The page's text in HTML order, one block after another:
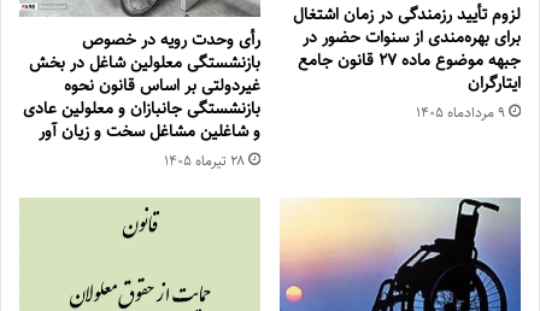
لزوم تأیید رزمندگی در زمان اشتغال
برای بهره‌مندی از سنوات حضور در
جبهه موضوع ماده ۲۷ قانون جامع
ایتارگران
۹ مرداد‌ماه ۱۴۰۵
رأی وحدت رویه در خصوص
بازنشستگی معلولین شاغل در بخش
غیردولتی بر اساس قانون نحوه
بازنشستگی جانبازان و معلولین عادی
و شاغلین مشاغل سخت و زیان آور
۲۸ تیر‌ماه ۱۴۰۵